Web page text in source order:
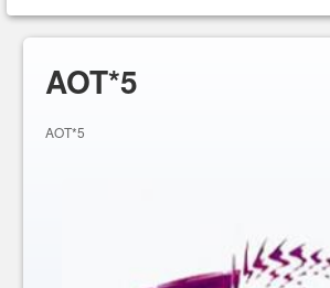
AOT*5
AOT*5